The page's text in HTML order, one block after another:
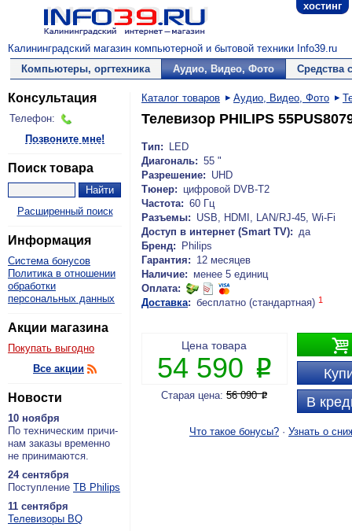
хостинг
Калининградский магазин компьютерной и бытовой техники Info39.ru
Компьютеры, оргтехника
Аудио, Видео, Фото Средства
Консультация
Телефон:
Позвоните мне!
Поиск товара
Расширенный поиск
Информация
Система бонусов
Политика в отношении
обработки
персональных данных
Акции магазина
Покупать выгодно
Все акции
Новости
10 ноября
По тех­ни­че­ским при­чи­
нам за­ка­зы вре­мен­но
не при­ни­ма­ют­ся.
24 сентября
По­ступ­ле­ние ТВ Philips
11 сентября
Теле­ви­зо­ры BQ
Каталог товаров Аудио, Видео, Фото
Телевизор PHILIPS
Тип:
LED
Диагональ: 55 "
Разрешение: UHD
Тюнер: цифровой DVB-T2
Частота: 60 Гц
Разъемы: USB, HDMI, LAN/RJ-45, Wi-Fi
Доступ в интернет (Smart TV): да
Бренд:
Philips
Гарантия: 12 месяцев
Наличие: менее 5 единиц
Оплата:
Доставка: бесплатно (стандартная) 1

В
Цена товара
54 590 P
Старая цена:56 090P
Что такое бонусы? · Узнать о